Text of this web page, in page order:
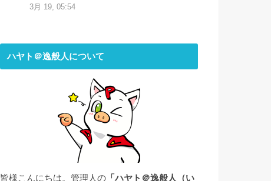
3月 19, 05:54
ハヤト＠逸般人について
皆様こんにちは。管理人の 「ハヤト＠逸般人（い